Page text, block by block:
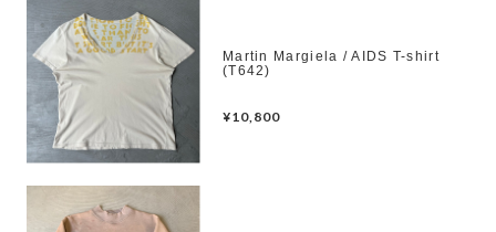
Martin Margiela / AIDS T-shirt
(T642)
¥10,800